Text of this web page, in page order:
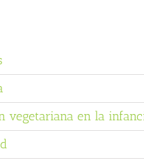
vegetariana en la